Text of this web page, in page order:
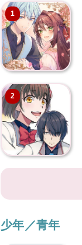
1
2
少年／青年